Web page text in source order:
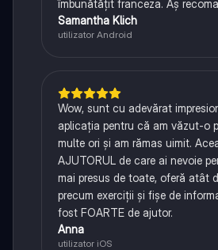
îmbunătățit franceza. Aș
Samantha Klich
utilizator Android
Wow, sunt cu adevărat
aplicația pentru că am văzut-o
multe ori și am rămas uimit.
AJUTORUL de care ai nevoie
mai presus de toate, oferă atât
precum exerciții și fișe de
fost FOARTE de ajutor.
Anna
utilizator iOS